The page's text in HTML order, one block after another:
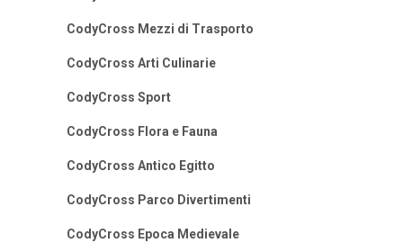
CodyCross Mezzi di Trasporto
CodyCross Arti Culinarie
CodyCross Sport
CodyCross Flora e Fauna
CodyCross Antico Egitto
CodyCross Parco Divertimenti
CodyCross Epoca Medievale